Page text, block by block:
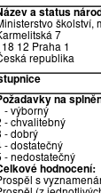
a status
školství,
7
12 Praha 1
republika
na
- výborný
- chvalitebný
- dobrý
- dostatečný
- nedostatečný
hodnocení:
s